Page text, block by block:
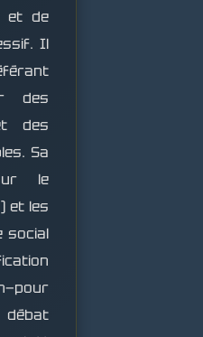
et de
Il
des
des
Sa
le
et les
social